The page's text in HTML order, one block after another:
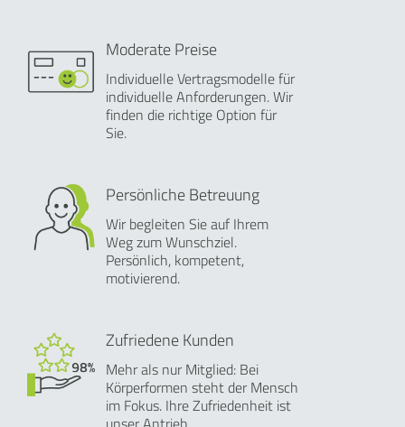
Moderate Preise
Individuelle Vertragsmodelle für
individuelle Anforderungen. Wir
finden die richtige Option für
Sie.
Persönliche Betreuung
Wir begleiten Sie auf Ihrem
Weg zum Wunschziel.
Persönlich, kompetent,
motivierend.
Zufriedene Kunden
Mehr als nur Mitglied: Bei
Körperformen steht der Mensch
im Fokus. Ihre Zufriedenheit ist